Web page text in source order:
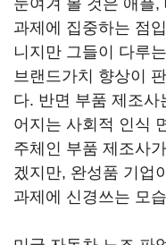
눈여겨 볼 것은 애플,
과제에 집중하는 점
니지만 그들이 다루
브랜드가치 향상이
다. 반면 부품 제조사
어지는 사회적 인식
주체인 부품 제조사
겠지만, 완성품 기업
과제에 신경쓰는 모